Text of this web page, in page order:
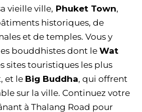
vieille ville, Phuket Town,
historiques, de
et de temples. Vous y
bouddhistes dont le Wat
sites touristiques les plus
et le Big Buddha, qui offrent
sur la ville. Continuez votre
à Thalang Road pour